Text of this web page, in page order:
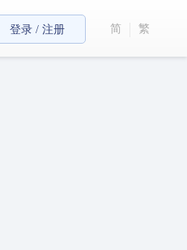
登录 / 注册 简 繁